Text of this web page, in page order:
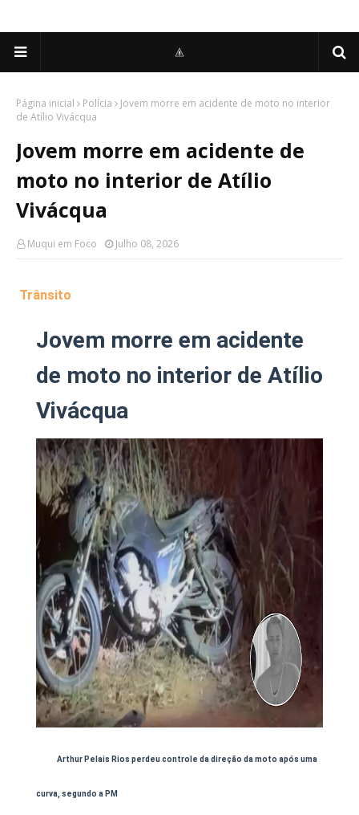
Página inicial Polícia
Jovem morre em acidente de moto no interior
de Atílio Vivácqua
Jovem morre em acidente de
moto no interior de Atílio
Vivácqua
Muqui em Foco Julho 08, 2026
Trânsito
Jovem morre em acidente
de moto no interior de Atílio
Vivácqua
Arthur Pelais Rios perdeu controle da direção da moto após uma
curva, segundo a PM